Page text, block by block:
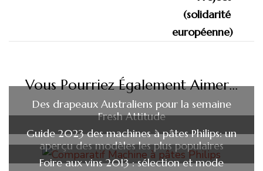
Vous Pourriez Également Aimer...
Des drapeaux Australiens pour la semaine
Fresh Attitude
Guide 2023 des machines à pâtes Philips: un
aperçu des modèles les plus populaires
Foire aux vins 2013 : sélection et mode